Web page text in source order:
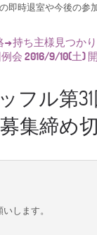
即時退室や今後の参
持ち主様見つかり
会 2016/9/10(土)
フル第
集締め切
します。